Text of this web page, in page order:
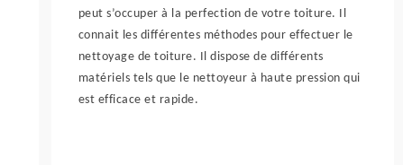
peut s’occuper à la perfection de votre toiture. Il
connait les différentes méthodes pour effectuer le
nettoyage de toiture. Il dispose de différents
matériels tels que le nettoyeur à haute pression qui
est efficace et rapide.